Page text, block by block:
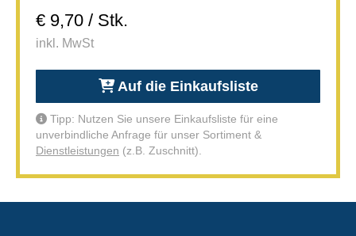
€ 9,70 / Stk.
inkl. MwSt
Auf die Einkaufsliste
Tipp: Nutzen Sie unsere Einkaufsliste für eine
unverbindliche Anfrage für unser Sortiment &
Dienstleistungen (z.B. Zuschnitt).